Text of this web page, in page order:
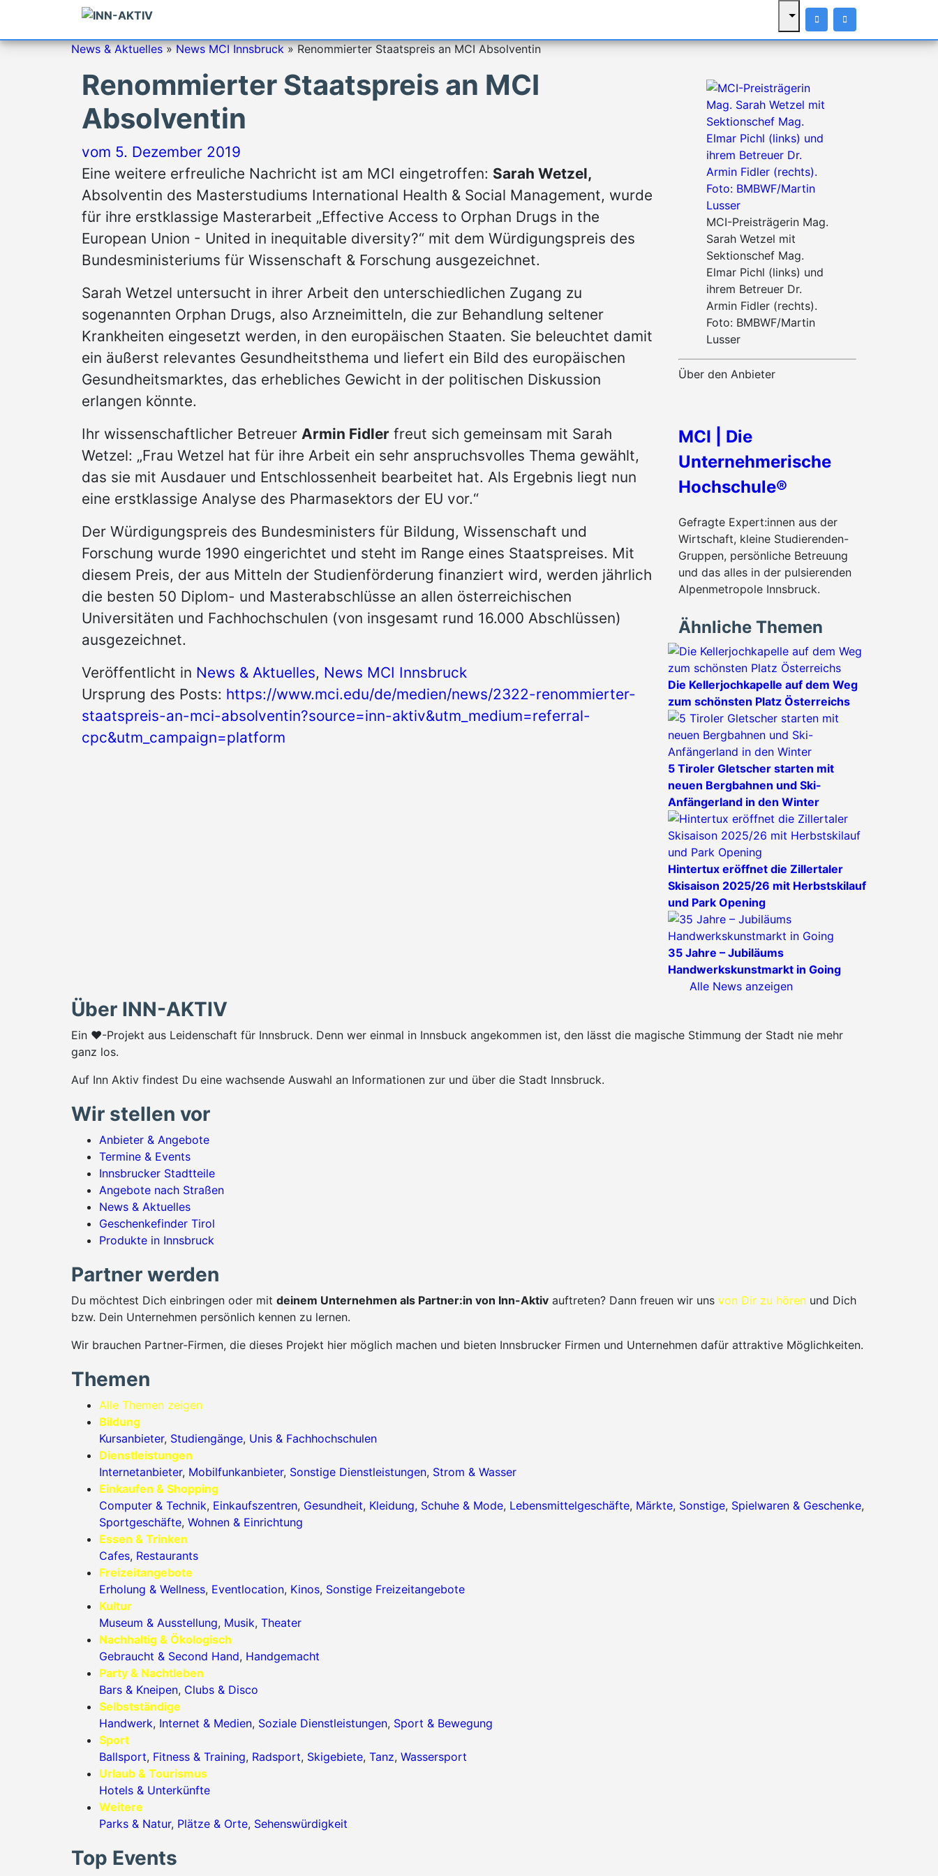
News & Aktuelles»News MCI Innsbruck»Renommierter Staatspreis an MCI Absolventin
Renommierter Staatspreis an MCI
Absolventin
vom 5. Dezember 2019
Eine weitere erfreuliche Nachricht ist am MCI eingetroffen: Sarah Wetzel,
Absolventin des Masterstudiums International Health & Social Management, wurde
für ihre erstklassige Masterarbeit „Effective Access to Orphan Drugs in the
European Union - United in inequitable diversity?“ mit dem Würdigungspreis des
Bundesministeriums für Wissenschaft & Forschung ausgezeichnet.
Sarah Wetzel untersucht in ihrer Arbeit den unterschiedlichen Zugang zu
sogenannten Orphan Drugs, also Arzneimitteln, die zur Behandlung seltener
Krankheiten eingesetzt werden, in den europäischen Staaten. Sie beleuchtet damit
ein äußerst relevantes Gesundheitsthema und liefert ein Bild des europäischen
Gesundheitsmarktes, das erhebliches Gewicht in der politischen Diskussion
erlangen könnte.
Ihr wissenschaftlicher Betreuer Armin Fidler freut sich gemeinsam mit Sarah
Wetzel: „Frau Wetzel hat für ihre Arbeit ein sehr anspruchsvolles Thema gewählt,
das sie mit Ausdauer und Entschlossenheit bearbeitet hat. Als Ergebnis liegt nun
eine erstklassige Analyse des Pharmasektors der EU vor.“
Der Würdigungspreis des Bundesministers für Bildung, Wissenschaft und
Forschung wurde 1990 eingerichtet und steht im Range eines Staatspreises. Mit
diesem Preis, der aus Mitteln der Studienförderung finanziert wird, werden jährlich
die besten 50 Diplom- und Masterabschlüsse an allen österreichischen
Universitäten und Fachhochschulen (von insgesamt rund 16.000 Abschlüssen)
ausgezeichnet.
Veröffentlicht in News & Aktuelles, News MCI Innsbruck
Ursprung des Posts: https://www.mci.edu/de/medien/news/2322-renommierter-
staatspreis-an-mci-absolventin?source=inn-aktiv&utm_medium=referral-
cpc&utm_campaign=platform
MCI-Preisträgerin Mag.
Sarah Wetzel mit
Sektionschef Mag.
Elmar Pichl (links) und
ihrem Betreuer Dr.
Armin Fidler (rechts).
Foto: BMBWF/Martin
Lusser
Über den Anbieter
MCI | Die
Unternehmerische
Hochschule®
Gefragte Expert:innen aus der
Wirtschaft, kleine Studierenden-
Gruppen, persönliche Betreuung
und das alles in der pulsierenden
Alpenmetropole Innsbruck.
Ähnliche Themen
Die Kellerjochkapelle auf dem Weg
zum schönsten Platz Österreichs
5 Tiroler Gletscher starten mit
neuen Bergbahnen und Ski-
Anfängerland in den Winter
Hintertux eröffnet die Zillertaler
Skisaison 2025/26 mit Herbstskilauf
und Park Opening
35 Jahre – Jubiläums
Handwerkskunstmarkt in Going
Alle News anzeigen
Über INN-AKTIV
Ein ♥-Projekt aus Leidenschaft für Innsbruck. Denn wer einmal in Innsbuck angekommen ist, den lässt die magische Stimmung der Stadt nie mehr
ganz los.
Auf Inn Aktiv findest Du eine wachsende Auswahl an Informationen zur und über die Stadt Innsbruck.
Wir stellen vor
Anbieter & Angebote
Termine & Events
Innsbrucker Stadtteile
Angebote nach Straßen
News & Aktuelles
Geschenkefinder Tirol
Produkte in Innsbruck
Partner werden
Du möchtest Dich einbringen oder mit deinem Unternehmen als Partner:in von Inn-Aktiv auftreten? Dann freuen wir uns von Dir zu hören und Dich
bzw. Dein Unternehmen persönlich kennen zu lernen.
Wir brauchen Partner-Firmen, die dieses Projekt hier möglich machen und bieten Innsbrucker Firmen und Unternehmen dafür attraktive Möglichkeiten.
Themen
Alle Themen zeigen
Bildung
Kursanbieter, Studiengänge, Unis & Fachhochschulen
Dienstleistungen
Internetanbieter, Mobilfunkanbieter, Sonstige Dienstleistungen, Strom & Wasser
Einkaufen & Shopping
Computer & Technik, Einkaufszentren, Gesundheit, Kleidung, Schuhe & Mode, Lebensmittelgeschäfte, Märkte, Sonstige, Spielwaren & Geschenke,
Sportgeschäfte, Wohnen & Einrichtung
Essen & Trinken
Cafes, Restaurants
Freizeitangebote
Erholung & Wellness, Eventlocation, Kinos, Sonstige Freizeitangebote
Kultur
Museum & Ausstellung, Musik, Theater
Nachhaltig & Ökologisch
Gebraucht & Second Hand, Handgemacht
Party & Nachtleben
Bars & Kneipen, Clubs & Disco
Selbstständige
Handwerk, Internet & Medien, Soziale Dienstleistungen, Sport & Bewegung
Sport
Ballsport, Fitness & Training, Radsport, Skigebiete, Tanz, Wassersport
Urlaub & Tourismus
Hotels & Unterkünfte
Weitere
Parks & Natur, Plätze & Orte, Sehenswürdigkeit
Top Events